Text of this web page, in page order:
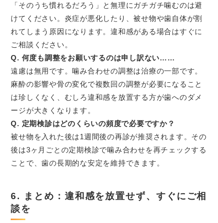
「そのうち慣れるだろう」と無理にガチガチ噛むのは避
けてください。炎症が悪化したり、被せ物や歯自体が割
れてしまう原因になります。違和感がある場合はすぐに
ご相談ください。
Q. 何度も調整をお願いするのは申し訳ない……
遠慮は無用です。噛み合わせの調整は治療の一部です。
麻酔の影響や骨の変化で複数回の調整が必要になること
は珍しくなく、むしろ違和感を放置する方が歯へのダメ
ージが大きくなります。
Q. 定期検診はどのくらいの頻度で必要ですか？
被せ物を入れた後は1週間後の再診が推奨されます。その
後は3ヶ月ごとの定期検診で噛み合わせを再チェックする
ことで、歯の長期的な安定を維持できます。
6. まとめ：違和感を放置せず、すぐにご相
談を